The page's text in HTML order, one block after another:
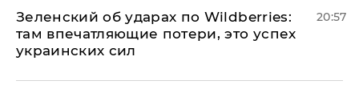
Зеленский об ударах по Wildberries:
там впечатляющие потери, это успех
украинских сил
20:57